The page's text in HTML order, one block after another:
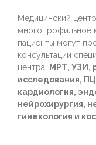
Медицинский центр
многопрофильное
пациенты могут
консультации
центра: МРТ, УЗИ,
исследования,
кардиология,
нейрохирургия,
гинекология и